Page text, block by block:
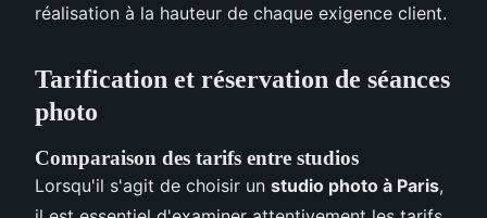
réalisation à la hauteur de chaque exigence client.
Tarification et réservation de séances
photo
Comparaison des tarifs entre studios
Lorsqu'il s'agit de choisir un studio photo à Paris,